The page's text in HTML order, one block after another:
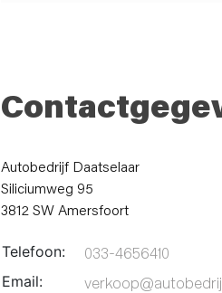
Autobedrijf Daatselaar
Siliciumweg 95
3812 SW Amersfoort
Telefoon: 033-4656410
Email: